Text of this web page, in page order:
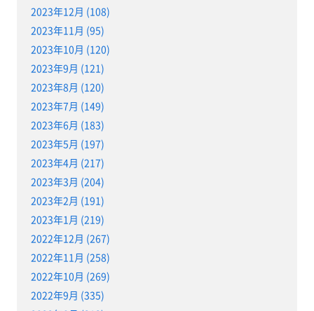
2023年12月 (108)
2023年11月 (95)
2023年10月 (120)
2023年9月 (121)
2023年8月 (120)
2023年7月 (149)
2023年6月 (183)
2023年5月 (197)
2023年4月 (217)
2023年3月 (204)
2023年2月 (191)
2023年1月 (219)
2022年12月 (267)
2022年11月 (258)
2022年10月 (269)
2022年9月 (335)